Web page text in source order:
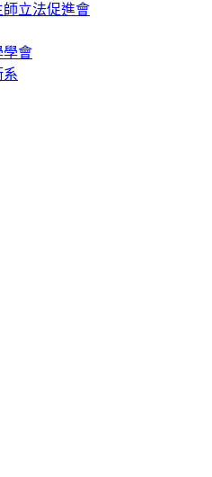
立法促進會
學會
系